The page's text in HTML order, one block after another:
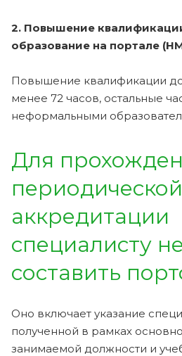
2. Повышение
образование на портале
Повышение квалификации
менее 72 часов, остальные
неформальными
Для
периодической
аккредитации
специалисту
составить
Оно включает указание
полученной в рамках
занимаемой должности и